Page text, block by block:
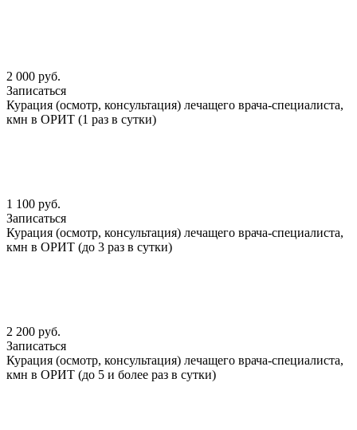
2 000 руб.
Записаться
Курация (осмотр, консультация) лечащего врача-специалиста,
кмн в ОРИТ (1 раз в сутки)
1 100 руб.
Записаться
Курация (осмотр, консультация) лечащего врача-специалиста,
кмн в ОРИТ (до 3 раз в сутки)
2 200 руб.
Записаться
Курация (осмотр, консультация) лечащего врача-специалиста,
кмн в ОРИТ (до 5 и более раз в сутки)